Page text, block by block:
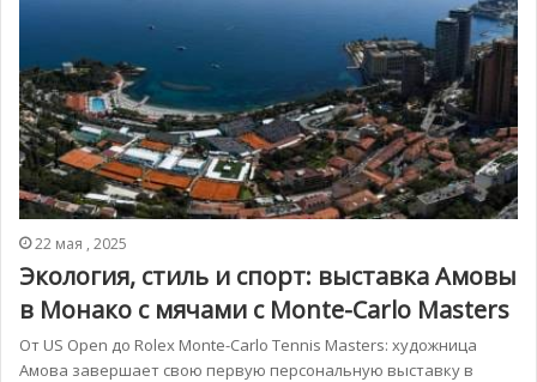
22 мая , 2025
Экология, стиль и спорт: выставка Амовы
в Монако с мячами с Monte-Carlo Masters
От US Open до Rolex Monte-Carlo Tennis Masters: художница
Амова завершает свою первую персональную выставку в